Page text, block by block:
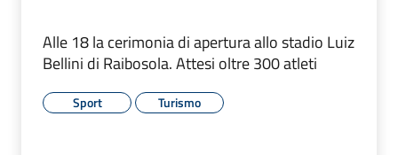
Alle 18 la cerimonia di apertura allo stadio Luiz
Bellini di Raibosola. Attesi oltre 300 atleti
Sport Turismo